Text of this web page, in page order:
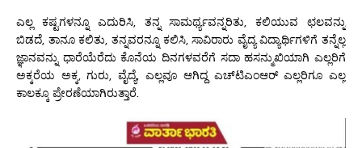
ಎಲ್ಲ ಕಷ್ಟಗಳನ್ನೂ ಎದುರಿಸಿ, ತನ್ನ ಸಾಮರ್ಥ್ಯವನ್ನರಿತು, ಕಲಿಯುವ ಛಲವನ್ನು
ಬಿಡದೆ, ತಾನೂ ಕಲಿತು, ತನ್ನವರನ್ನೂ ಕಲಿಸಿ, ಸಾವಿರಾರು ವೈದ್ಯ ವಿದ್ಯಾರ್ಥಿಗಳಿಗೆ ತನ್ನೆಲ್ಲ
ಜ್ಞಾನವನ್ನು ಧಾರೆಯೆರೆದು ಕೊನೆಯ ದಿನಗಳವರೆಗೆ ಸದಾ ಹಸನ್ಮುಖಿಯಾಗಿ ಎಲ್ಲರಿಗೆ
ಅಕ್ಕರೆಯ ಅಕ್ಕ, ಗುರು, ವೈದ್ಯೆ, ಎಲ್ಲವೂ ಆಗಿದ್ದ ಎಚ್‍ಟಿಎಂಆರ್ ಎಲ್ಲರಿಗೂ ಎಲ್ಲ
ಕಾಲಕ್ಕೂ ಪ್ರೇರಣೆಯಾಗಿರುತ್ತಾರೆ.